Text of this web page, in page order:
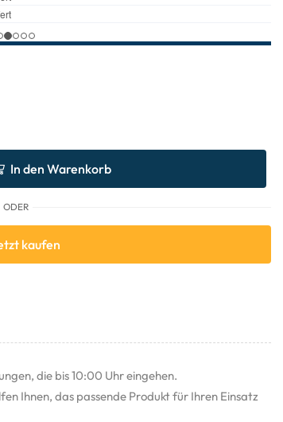
In den Warenkorb
ODER
kaufen
die bis 10:00 Uhr eingehen.
Ihnen, das passende Produkt für Ihren Einsatz